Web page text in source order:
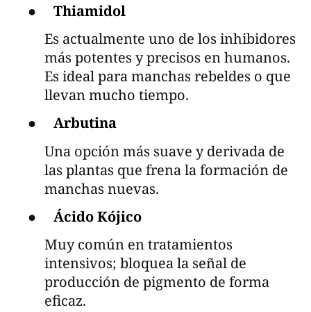
● Thiamidol
Es actualmente uno de los inhibidores
más potentes y precisos en humanos.
Es ideal para manchas rebeldes o que
llevan mucho tiempo.
● Arbutina
Una opción más suave y derivada de
las plantas que frena la formación de
manchas nuevas.
● Ácido Kójico
Muy común en tratamientos
intensivos; bloquea la señal de
producción de pigmento de forma
eficaz.